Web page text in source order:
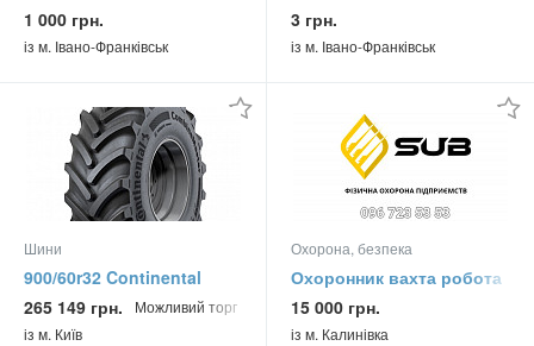
ще піджак
1 000 грн.
із м. Івано-Франківськ
3 грн.
із м. Івано-Франківськ
Шини
900/60r32 Continental
Combinemaster
181/181a8/b Cho Сільгосп
265 149 грн.
Можливий торг
із м. Київ
Охорона, безпека
Охоронник вахта робота
15 000 грн.
із м. Калинівка